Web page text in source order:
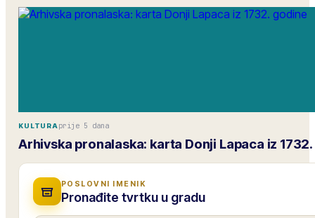
KULTURA prije 5 dana
Arhivska pronalaska: karta Donji Lapaca iz
POSLOVNI IMENIK
Pronađite tvrtku u gradu